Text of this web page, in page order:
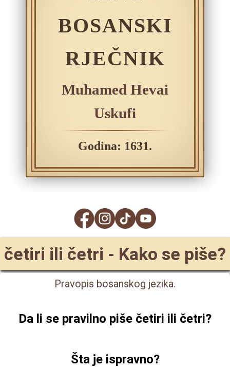
BOSANSKI
RJEČNIK
Muhamed Hevai
Uskufi
Godina: 1631.
četiri ili četri - Kako se piše?
Pravopis bosanskog jezika.
Da li se pravilno piše četiri ili četri?
Šta je ispravno?